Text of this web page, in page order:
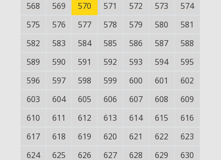
568
569 570 571 572 573
574
575
576 577 578 579 580
581
582
583 584 585 586 587
588
589
590 591 592 593 594
595
596
597 598 599 600 601
602
603
604 605 606 607 608
609
610
611 612 613 614 615
616
617
618 619 620 621 622
623
624
625 626 627 628 629
630